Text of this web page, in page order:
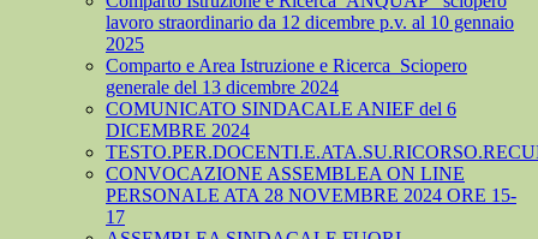
lavoro straordinario da 12 dicembre p.v. al 10 gennaio
2025
Comparto e Area Istruzione e Ricerca_Sciopero
generale del 13 dicembre 2024
COMUNICATO SINDACALE ANIEF del 6
DICEMBRE 2024
CONVOCAZIONE ASSEMBLEA ON LINE
PERSONALE ATA 28 NOVEMBRE 2024 ORE 15-
17